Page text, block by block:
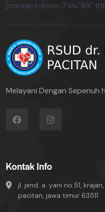
[contact-form-7 id="89"
Melayani Dengan Sepenuh
Kontak Info
jl. jend. a. yani no.51,
pacitan, jawa timur 63511